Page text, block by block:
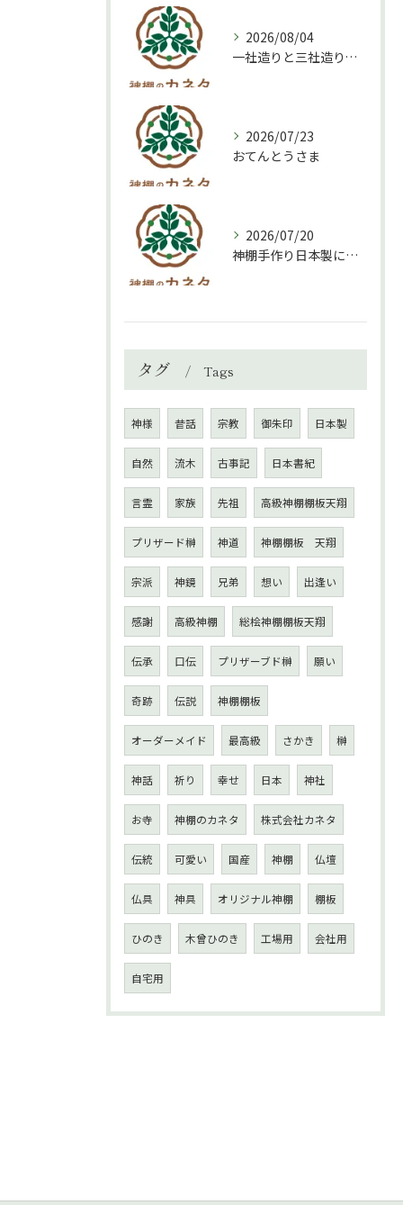
2026/08/04
一社造りと三社造り、どちらを選ぶべき？
2026/07/23
おてんとうさま
2026/07/20
神棚手作り日本製について
タグ Tags
神様 昔話 宗教 御朱印 日本製
自然 流木 古事記 日本書紀
言霊 家族 先祖 高級神棚棚板天翔
プリザード榊 神道 神棚棚板 天翔
宗派 神鏡 兄弟 想い 出逢い
感謝 高級神棚 総桧神棚棚板天翔
伝承 口伝 プリザーブド榊 願い
奇跡 伝説 神棚棚板
オーダーメイド 最高級 さかき 榊
神話 祈り 幸せ 日本 神社
お寺 神棚のカネタ 株式会社カネタ
伝統 可愛い 国産 神棚 仏壇
仏具 神具 オリジナル神棚 棚板
ひのき 木曾ひのき 工場用 会社用
自宅用